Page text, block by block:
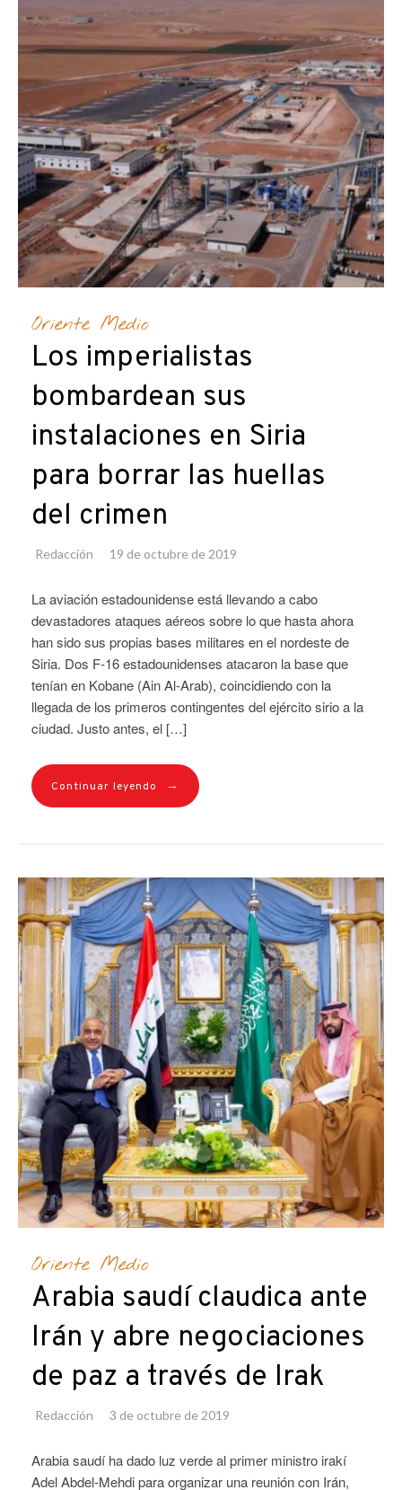
Oriente Medio
Los imperialistas
bombardean sus
instalaciones en Siria
para borrar las huellas
del crimen
Redacción 19 de octubre de 2019
La aviación estadounidense está llevando a cabo
devastadores ataques aéreos sobre lo que hasta ahora
han sido sus propias bases militares en el nordeste de
Siria. Dos F-16 estadounidenses atacaron la base que
tenían en Kobane (Ain Al-Arab), coincidiendo con la
llegada de los primeros contingentes del ejército sirio a la
ciudad. Justo antes, el […]
Continuar leyendo →
Oriente Medio
Arabia saudí claudica ante
Irán y abre negociaciones
de paz a través de Irak
Redacción 3 de octubre de 2019
Arabia saudí ha dado luz verde al primer ministro irakí
Adel Abdel-Mehdi para organizar una reunión con Irán,